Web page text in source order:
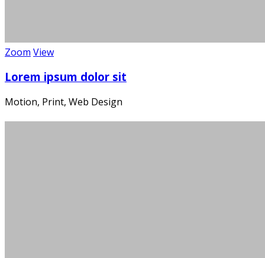
Zoom View
Lorem ipsum dolor sit
Motion, Print, Web Design